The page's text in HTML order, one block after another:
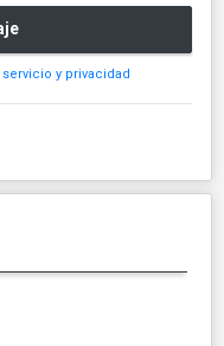
y privacidad